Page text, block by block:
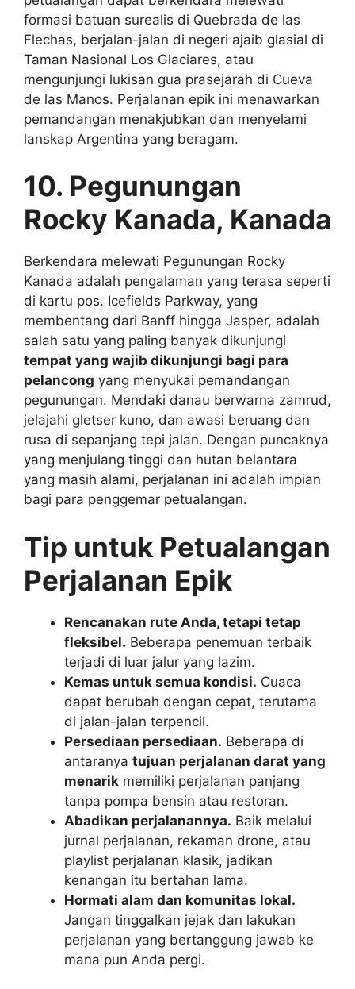
formasi batuan surealis di Quebrada de las
Flechas, berjalan-jalan di negeri ajaib glasial di
Taman Nasional Los Glaciares, atau
mengunjungi lukisan gua prasejarah di Cueva
de las Manos. Perjalanan epik ini menawarkan
pemandangan menakjubkan dan menyelami
lanskap Argentina yang beragam.
10. Pegunungan
Rocky Kanada, Kanada
Berkendara melewati Pegunungan Rocky
Kanada adalah pengalaman yang terasa seperti
di kartu pos. Icefields Parkway, yang
membentang dari Banff hingga Jasper, adalah
salah satu yang paling banyak dikunjungi
tempat yang wajib dikunjungi bagi para
pelancong yang menyukai pemandangan
pegunungan. Mendaki danau berwarna zamrud,
jelajahi gletser kuno, dan awasi beruang dan
rusa di sepanjang tepi jalan. Dengan puncaknya
yang menjulang tinggi dan hutan belantara
yang masih alami, perjalanan ini adalah impian
bagi para penggemar petualangan.
Tip untuk Petualangan
Perjalanan Epik
Rencanakan rute Anda, tetapi tetap
fleksibel. Beberapa penemuan terbaik
terjadi di luar jalur yang lazim.
Kemas untuk semua kondisi. Cuaca
dapat berubah dengan cepat, terutama
di jalan-jalan terpencil.
Persediaan persediaan. Beberapa di
antaranya tujuan perjalanan darat yang
menarik memiliki perjalanan panjang
tanpa pompa bensin atau restoran.
Abadikan perjalanannya. Baik melalui
jurnal perjalanan, rekaman drone, atau
playlist perjalanan klasik, jadikan
kenangan itu bertahan lama.
Hormati alam dan komunitas lokal.
Jangan tinggalkan jejak dan lakukan
perjalanan yang bertanggung jawab ke
mana pun Anda pergi.